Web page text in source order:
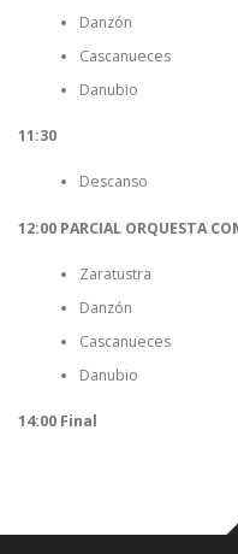
Danzón
Cascanueces
Danubio
11:30
Descanso
12:00 PARCIAL ORQUESTA
Zaratustra
Danzón
Cascanueces
Danubio
14:00 Final